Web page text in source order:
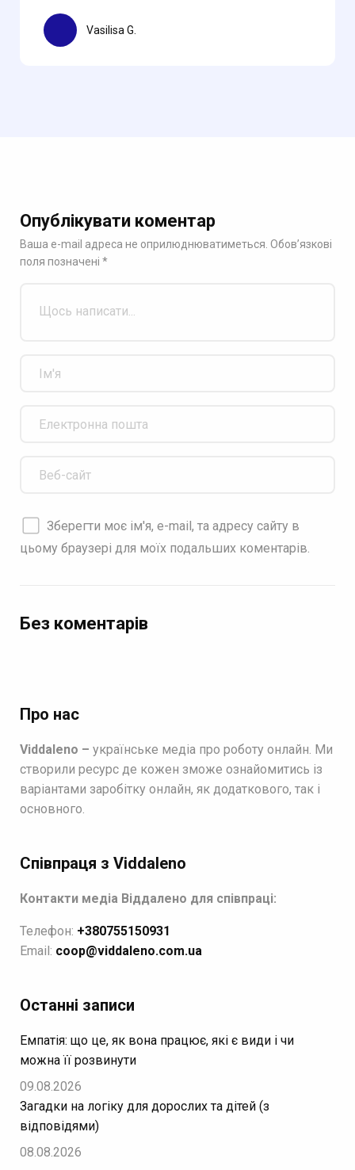
Vasilisa G.
Опублікувати коментар
Ваша e-mail адреса не оприлюднюватиметься. Обов’язкові
поля позначені *
Зберегти моє ім'я, e-mail, та адресу сайту в
цьому браузері для моїх подальших коментарів.
Без коментарів
Про нас
Viddaleno – українське медіа про роботу онлайн. Ми
створили ресурс де кожен зможе ознайомитись із
варіантами заробітку онлайн, як додаткового, так і
основного.
Співпраця з Viddaleno
Контакти медіа Віддалено для співпраці:
Телефон: +380755150931
Email: coop@viddaleno.com.ua
Останні записи
Емпатія: що це, як вона працює, які є види і чи
можна її розвинути
09.08.2026
Загадки на логіку для дорослих та дітей (з
відповідями)
08.08.2026